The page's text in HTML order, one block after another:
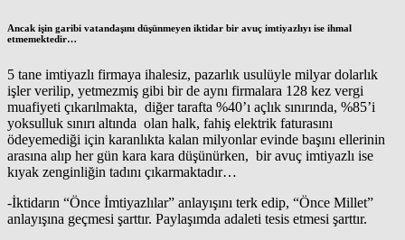
Ancak işin garibi vatandaşını düşünmeyen iktidar bir avuç imtiyazlıyı ise ihmal
etmemektedir…
5 tane imtiyazlı firmaya ihalesiz, pazarlık usulüyle milyar dolarlık
işler verilip, yetmezmiş gibi bir de aynı firmalara 128 kez vergi
muafiyeti çıkarılmakta, diğer tarafta %40’ı açlık sınırında, %85’i
yoksulluk sınırı altında olan halk, fahiş elektrik faturasını
ödeyemediği için karanlıkta kalan milyonlar evinde başını ellerinin
arasına alıp her gün kara kara düşünürken, bir avuç imtiyazlı ise
kıyak zenginliğin tadını çıkarmaktadır…
-İktidarın “Önce İmtiyazlılar” anlayışını terk edip, “Önce Millet”
anlayışına geçmesi şarttır. Paylaşımda adaleti tesis etmesi şarttır.